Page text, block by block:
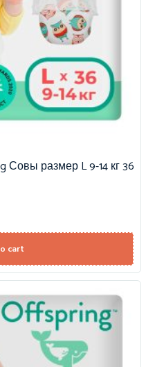
Совы размер L 9-14 кг 36
cart